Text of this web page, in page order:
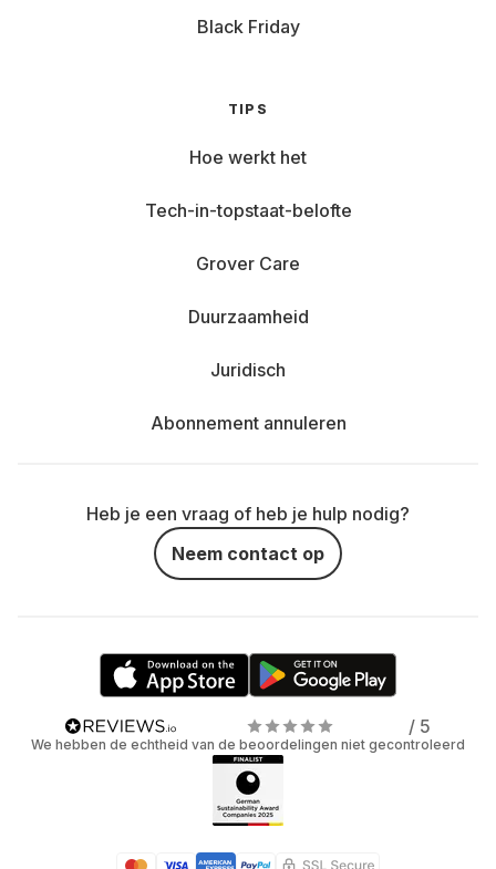
Black Friday
TIPS
Hoe werkt het
Tech-in-topstaat-belofte
Grover Care
Duurzaamheid
Juridisch
Abonnement annuleren
Heb je een vraag of heb je hulp nodig?
Neem contact op
/ 5
We hebben de echtheid van de beoordelingen niet gecontroleerd